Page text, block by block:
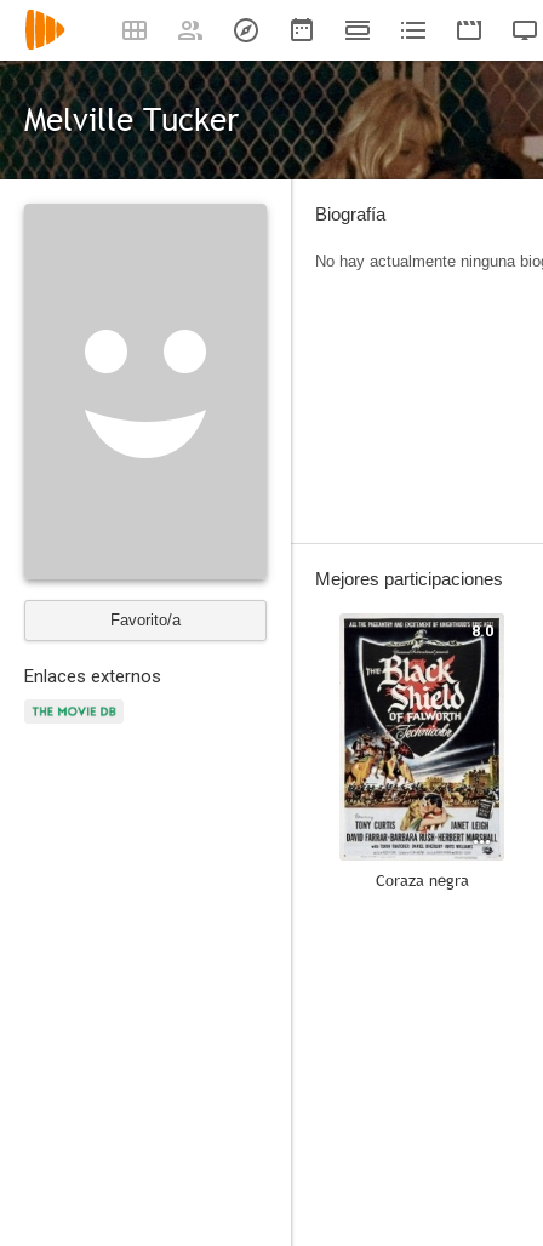
Melville Tucker
Favorito/a
Enlaces externos
Biografía
No hay actualmente ninguna
Mejores participaciones
8.0
Coraza negra